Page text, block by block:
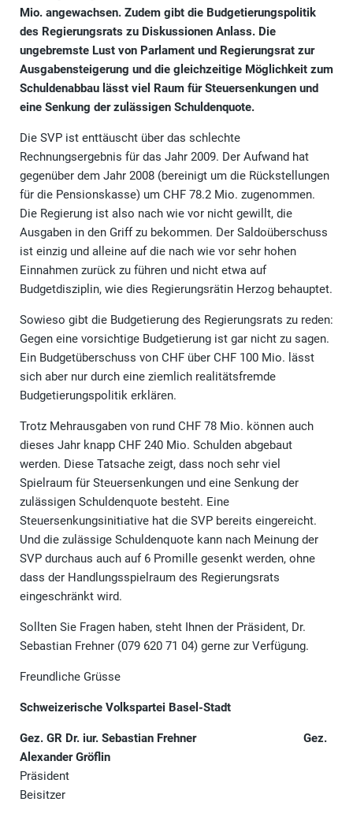
Mio. angewachsen. Zudem gibt die Budgetierungspolitik
des Regierungsrats zu Diskussionen Anlass. Die
ungebremste Lust von Parlament und Regierungsrat zur
Ausgabensteigerung und die gleichzeitige Möglichkeit zum
Schuldenabbau lässt viel Raum für Steuersenkungen und
eine Senkung der zulässigen Schuldenquote.
Die SVP ist enttäuscht über das schlechte
Rechnungsergebnis für das Jahr 2009. Der Aufwand hat
gegenüber dem Jahr 2008 (bereinigt um die Rückstellungen
für die Pensionskasse) um CHF 78.2 Mio. zugenommen.
Die Regierung ist also nach wie vor nicht gewillt, die
Ausgaben in den Griff zu bekommen. Der Saldoüberschuss
ist einzig und alleine auf die nach wie vor sehr hohen
Einnahmen zurück zu führen und nicht etwa auf
Budgetdisziplin, wie dies Regierungsrätin Herzog behauptet.
Sowieso gibt die Budgetierung des Regierungsrats zu reden:
Gegen eine vorsichtige Budgetierung ist gar nicht zu sagen.
Ein Budgetüberschuss von CHF über CHF 100 Mio. lässt
sich aber nur durch eine ziemlich realitätsfremde
Budgetierungspolitik erklären.
Trotz Mehrausgaben von rund CHF 78 Mio. können auch
dieses Jahr knapp CHF 240 Mio. Schulden abgebaut
werden. Diese Tatsache zeigt, dass noch sehr viel
Spielraum für Steuersenkungen und eine Senkung der
zulässigen Schuldenquote besteht. Eine
Steuersenkungsinitiative hat die SVP bereits eingereicht.
Und die zulässige Schuldenquote kann nach Meinung der
SVP durchaus auch auf 6 Promille gesenkt werden, ohne
dass der Handlungsspielraum des Regierungsrats
eingeschränkt wird.
Sollten Sie Fragen haben, steht Ihnen der Präsident, Dr.
Sebastian Frehner (079 620 71 04) gerne zur Verfügung.
Freundliche Grüsse
Schweizerische Volkspartei Basel-Stadt
Gez. GR Dr. iur. Sebastian Frehner
Gez.
Alexander Gröflin
Präsident
Beisitzer